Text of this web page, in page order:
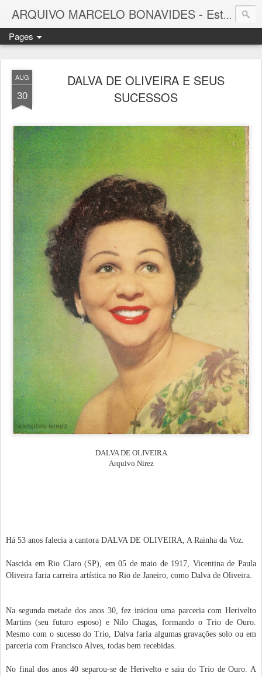
ARQUIVO MARCELO BONAVIDES - Estrelas que nunca se Apagam -
Pages
AUG
30
DALVA DE OLIVEIRA E SEUS
SUCESSOS
DALVA DE OLIVEIRA
Arquivo Nirez
Há 53 anos falecia a cantora DALVA DE OLIVEIRA, A Rainha da Voz.
Nascida em Rio Claro (SP), em 05 de maio de 1917, Vicentina de Paula
Oliveira faria carreira artística no Rio de Janeiro, como Dalva de Oliveira.
Na segunda metade dos anos 30, fez iniciou uma parceria com Herivelto
Martins (seu futuro esposo) e Nilo Chagas, formando o Trio de Ouro.
Mesmo com o sucesso do Trio, Dalva faria algumas gravações solo ou em
parceria com Francisco Alves, todas bem recebidas.
No final dos anos 40 separou-se de Herivelto e saiu do Trio de Ouro. A